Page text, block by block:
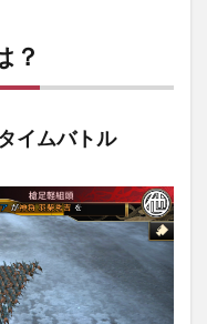
？
イムバトル